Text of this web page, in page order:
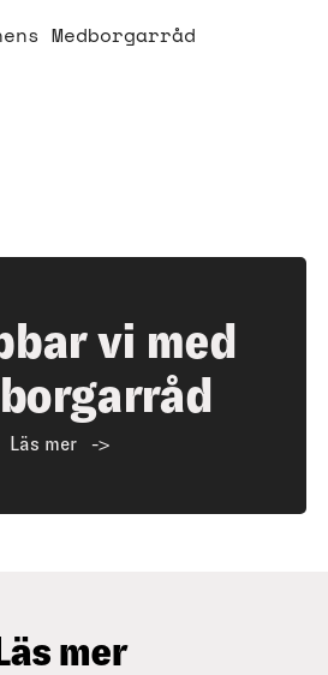
Medborgarråd
vi med
Läs mer
mer